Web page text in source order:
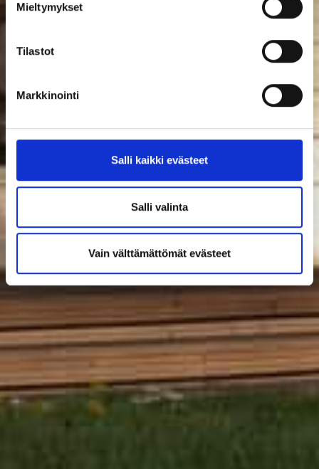
Mieltymykset
Tilastot
Markkinointi
Salli kaikki evästeet
Salli valinta
Vain välttämättömät evästeet